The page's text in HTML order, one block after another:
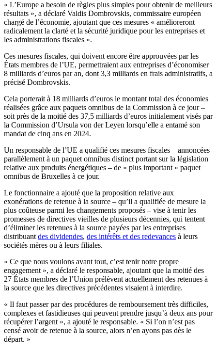
« L’Europe a besoin de règles plus simples pour obtenir de meilleurs
résultats », a déclaré Valdis Dombrovskis, commissaire européen
chargé de l’économie, ajoutant que ces mesures « amélioreront
radicalement la clarté et la sécurité juridique pour les entreprises et
les administrations fiscales ».
Ces mesures fiscales, qui doivent encore être approuvées par les
États membres de l’UE, permettraient aux entreprises d’économiser
8 milliards d’euros par an, dont 3,3 milliards en frais administratifs, a
précisé Dombrovskis.
Cela porterait à 18 milliards d’euros le montant total des économies
réalisées grâce aux paquets omnibus de la Commission à ce jour –
soit près de la moitié des 37,5 milliards d’euros initialement visés par
la Commission d’Ursula von der Leyen lorsqu’elle a entamé son
mandat de cinq ans en 2024.
Un responsable de l’UE a qualifié ces mesures fiscales – annoncées
parallèlement à un paquet omnibus distinct portant sur la législation
relative aux produits énergétiques – de « plus important » paquet
omnibus de Bruxelles à ce jour.
Le fonctionnaire a ajouté que la proposition relative aux
exonérations de retenue à la source – qu’il a qualifiée de mesure la
plus coûteuse parmi les changements proposés – vise à tenir les
promesses de directives vieilles de plusieurs décennies, qui tentent
d’éliminer les retenues à la source payées par les entreprises
distribuant des dividendes, des intérêts et des redevances à leurs
sociétés mères ou à leurs filiales.
« Ce que nous voulons avant tout, c’est tenir notre propre
engagement », a déclaré le responsable, ajoutant que la moitié des
27 États membres de l’Union prélèvent actuellement des retenues à
la source que les directives précédentes visaient à interdire.
« Il faut passer par des procédures de remboursement très difficiles,
complexes et fastidieuses qui peuvent prendre jusqu’à deux ans pour
récupérer l’argent », a ajouté le responsable. « Si l’on n’est pas
censé avoir de retenue à la source, alors n’en ayons pas dès le
départ. »